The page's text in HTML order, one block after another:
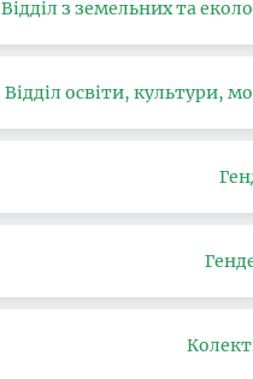
Відділ з земельних та
Відділ освіти, культури,